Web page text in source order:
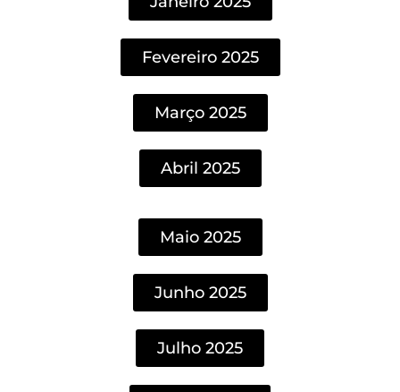
Fevereiro 2025
Março 2025
Abril 2025
Maio 2025
Junho 2025
Julho 2025